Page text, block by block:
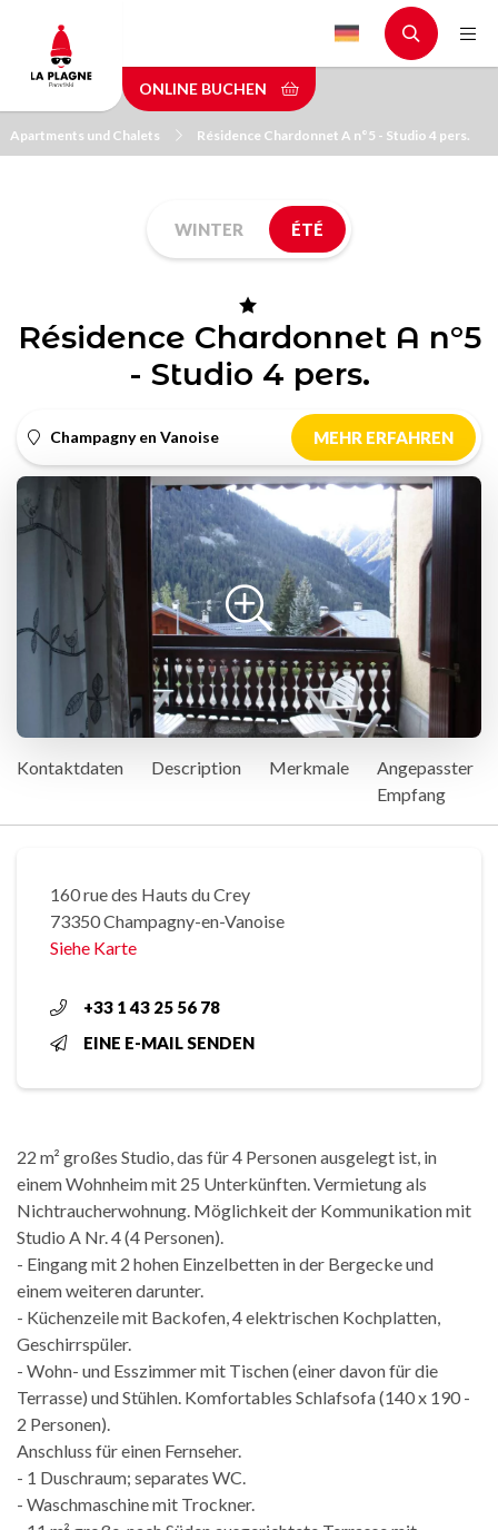
main
content
ONLINE BUCHEN
Apartments und Chalets Résidence Chardonnet A n°5 - Studio 4 pers.
WINTER ÉTÉ
Résidence Chardonnet A n°5
- Studio 4 pers.
Champagny en Vanoise MEHR ERFAHREN
Kontaktdaten Description Merkmale
Angepasster
Empfang
160 rue des Hauts du Crey
73350 Champagny-en-Vanoise
Siehe Karte
+33 1 43 25 56 78
EINE E-MAIL SENDEN
22 m² großes Studio, das für 4 Personen ausgelegt ist, in
einem Wohnheim mit 25 Unterkünften. Vermietung als
Nichtraucherwohnung. Möglichkeit der Kommunikation mit
Studio A Nr. 4 (4 Personen).
- Eingang mit 2 hohen Einzelbetten in der Bergecke und
einem weiteren darunter.
- Küchenzeile mit Backofen, 4 elektrischen Kochplatten,
Geschirrspüler.
- Wohn- und Esszimmer mit Tischen (einer davon für die
Terrasse) und Stühlen. Komfortables Schlafsofa (140 x 190 -
2 Personen).
Anschluss für einen Fernseher.
- 1 Duschraum; separates WC.
- Waschmaschine mit Trockner.